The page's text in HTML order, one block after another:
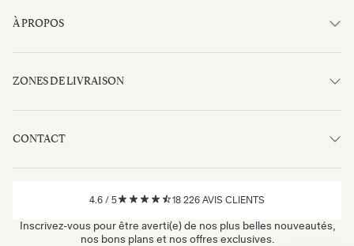
À PROPOS
ZONES DE LIVRAISON
CONTACT
4.6 / 5 18 226 AVIS CLIENTS
Inscrivez-vous pour être averti(e) de nos plus belles nouveautés,
nos bons plans et nos offres exclusives.